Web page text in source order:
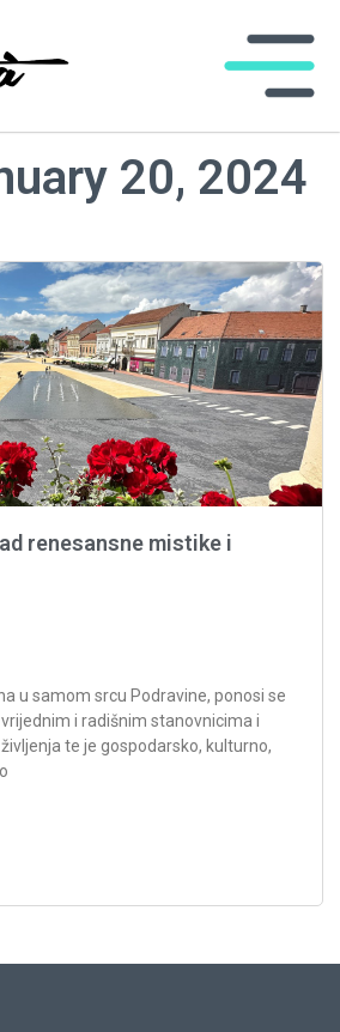
20, 2024
renesansne mistike i
u samom srcu Podravine, ponosi se
i radišnim stanovnicima i
te je gospodarsko, kulturno,